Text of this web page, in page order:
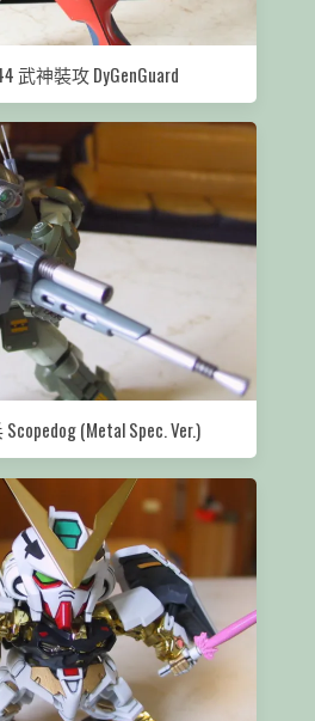
武神裝攻 DyGenGuard
(Metal Spec. Ver.)